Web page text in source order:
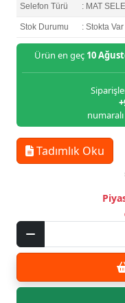
Selefon Türü : MAT
Stok Durumu : Stokta Var
Ürün en geç 10
Tadımlık Oku